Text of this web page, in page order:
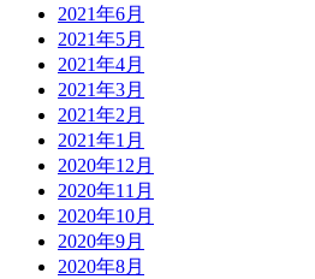
2021年6月
2021年5月
2021年4月
2021年3月
2021年2月
2021年1月
2020年12月
2020年11月
2020年10月
2020年9月
2020年8月